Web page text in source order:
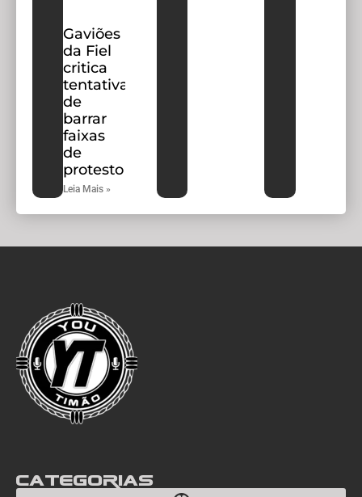
Gaviões
da Fiel
critica
tentativa
de
barrar
faixas
de
protesto
Leia Mais »
Categorias